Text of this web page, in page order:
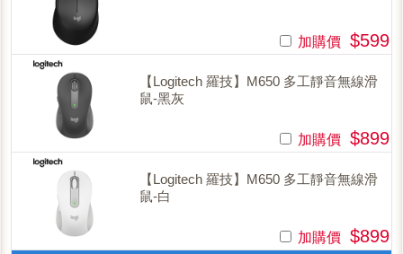
加購價 $599
【Logitech 羅技】M650 多工靜音無線滑
鼠-黑灰
加購價 $899
【Logitech 羅技】M650 多工靜音無線滑
鼠-白
加購價 $899